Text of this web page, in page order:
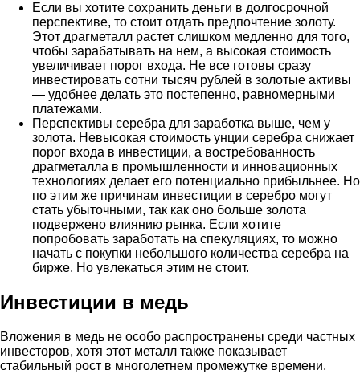
Если вы хотите сохранить деньги в долгосрочной
перспективе, то стоит отдать предпочтение золоту.
Этот драгметалл растет слишком медленно для того,
чтобы зарабатывать на нем, а высокая стоимость
увеличивает порог входа. Не все готовы сразу
инвестировать сотни тысяч рублей в золотые активы
— удобнее делать это постепенно, равномерными
платежами.
Перспективы серебра для заработка выше, чем у
золота. Невысокая стоимость унции серебра снижает
порог входа в инвестиции, а востребованность
драгметалла в промышленности и инновационных
технологиях делает его потенциально прибыльнее. Но
по этим же причинам инвестиции в серебро могут
стать убыточными, так как оно больше золота
подвержено влиянию рынка. Если хотите
попробовать заработать на спекуляциях, то можно
начать с покупки небольшого количества серебра на
бирже. Но увлекаться этим не стоит.
Инвестиции в медь
Вложения в медь не особо распространены среди частных
инвесторов, хотя этот металл также показывает
стабильный рост в многолетнем промежутке времени.